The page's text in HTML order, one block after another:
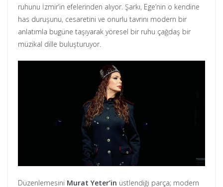
ruhunu İzmir’in efelerinden alıyor. Şarkı, Ege’nin o kendine
has duruşunu, cesaretini ve onurlu tavrını modern bir
anlatımla bugüne taşıyarak yöresel bir ruhu çağdaş bir
müzikal dille buluşturuyor.
Düzenlemesini Murat Yeter’in üstlendiği parça; modern